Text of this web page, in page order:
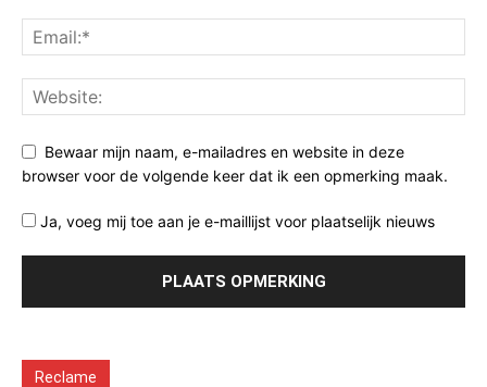
Bewaar mijn naam, e-mailadres en website in deze
browser voor de volgende keer dat ik een opmerking maak.
Ja, voeg mij toe aan je e-maillijst voor plaatselijk nieuws
Reclame